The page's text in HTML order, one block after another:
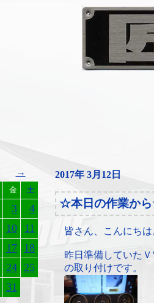
→
金
土
3
4
10
11
17 18
24 25
31
2017年 3月12日
☆本日の作業か
皆さん、こんにちは
昨日準備していた
の取り付けです。